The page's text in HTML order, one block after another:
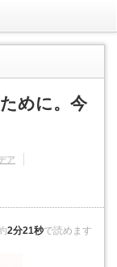
らやれる4つのこと
めに。今
ア
2分21秒で読めます